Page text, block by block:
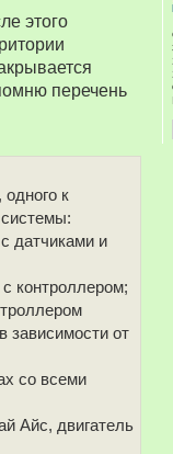
этого
перечень
к
датчиками и
контроллером;
зависимости от
со всеми
Айс, двигатель